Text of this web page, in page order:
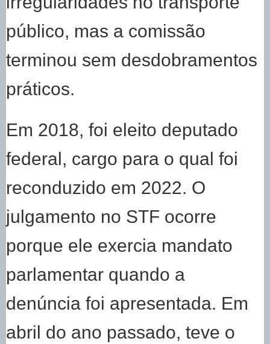
público, mas a comissão
terminou sem desdobramentos
práticos.
Em 2018, foi eleito deputado
federal, cargo para o qual foi
reconduzido em 2022. O
julgamento no STF ocorre
porque ele exercia mandato
parlamentar quando a
denúncia foi apresentada. Em
abril do ano passado, teve o